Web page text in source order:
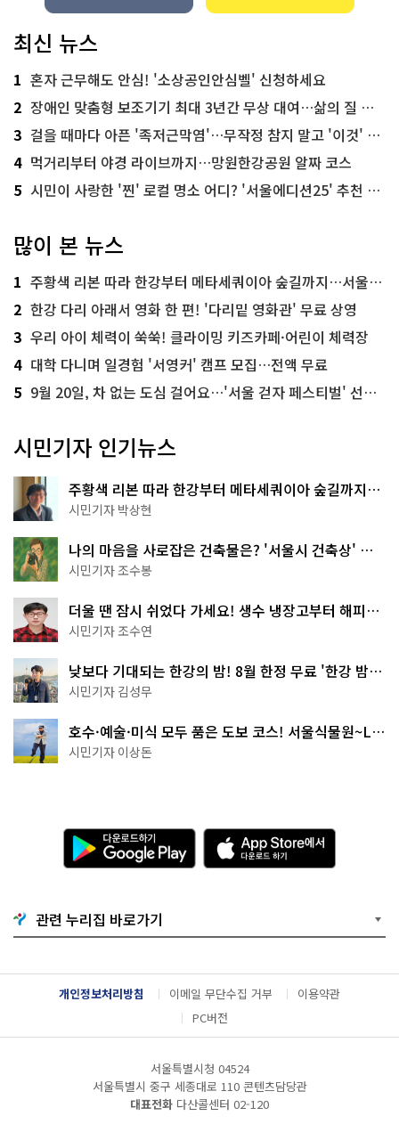
최신 뉴스
1 혼자 근무해도 안심! '소상공인안심벨' 신청하세요
2 장애인 맞춤형 보조기기 최대 3년간 무상 대여…삶의 질 높인다
3 걸을 때마다 아픈 '족저근막염'…무작정 참지 말고 '이것' 해보세요!
4 먹거리부터 야경 라이브까지…망원한강공원 알짜 코스
5 시민이 사랑한 '찐' 로컬 명소 어디? '서울에디션25' 추천 코스
많이 본 뉴스
1 주황색 리본 따라 한강부터 메타세쿼이아 숲길까지…서울둘레길 15코스
2 한강 다리 아래서 영화 한 편! '다리밑 영화관' 무료 상영
3 우리 아이 체력이 쑥쑥! 클라이밍 키즈카페·어린이 체력장
4 대학 다니며 일경험 '서영커' 캠프 모집…전액 무료
5 9월 20일, 차 없는 도심 걸어요…'서울 걷자 페스티벌' 선착순 5천명
시민기자 인기뉴스
주황색 리본 따라 한강부터 메타세쿼이아 숲길까지…
서울둘레길 15코스
시민기자 박상현
나의 마음을 사로잡은 건축물은? '서울시 건축상' 수
상작 공개!
시민기자 조수봉
더울 땐 잠시 쉬었다 가세요! 생수 냉장고부터 해피소
·무더위쉼터까지
시민기자 조수연
낮보다 기대되는 한강의 밤! 8월 한정 무료 '한강 밤
핑' 예약은?
시민기자 김성무
호수·예술·미식 모두 품은 도보 코스! 서울식물원~LG
아트센터~마곡테라스거리
시민기자 이상돈
다
운
로
기
G
o
g
l
e
l
A
p
p
e
서
다
운
드
관련 누리집 바로가기
개인정보처리방침 이메일 무단수집 거부
이용약관
PC버전
서울특별시청 04524
서울특별시 중구 세종대로 110 콘텐츠담당관
대표전화 다산콜센터 02-120